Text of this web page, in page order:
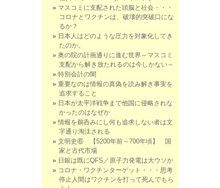
マスコミに支配された頭脳と社会・・・
コロナとワクチンは、破壊的突破口にな
るか？
日本人はどのような圧力を対象化してき
たのか。
奥の院の計画通りに進む世界～マスコミ
支配から解き放たれるのは今しかない～
特別会計の闇
重要なのは情報の真偽を読み解き事実を
追求すること
日本が太平洋戦争まで他国に侵略されな
かったのはなぜか
情報を鵜呑みにし何も追求しない者は文
字通り淘汰される
文明史⑥ 【5200年前～700年頃】 国
家と古代市場
日銀は既にQFS／原子力発電は大ウソか
コロナ・ワクチンターゲット・・・思考
停止人間はワクチンを打って死んでもら